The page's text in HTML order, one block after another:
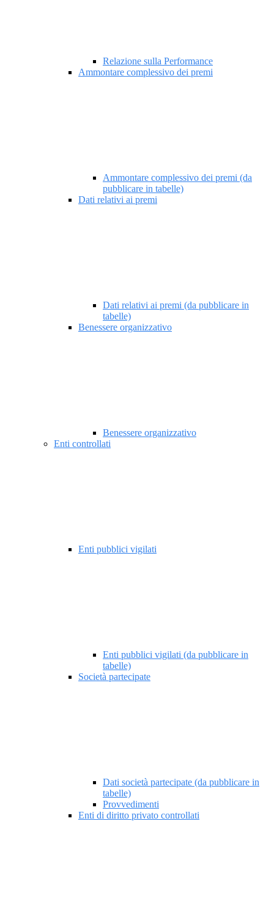
Relazione sulla Performance
Ammontare complessivo dei premi
Ammontare complessivo dei premi (da
pubblicare in tabelle)
Dati relativi ai premi
Dati relativi ai premi (da pubblicare in
tabelle)
Benessere organizzativo
Benessere organizzativo
Enti controllati
Enti pubblici vigilati
Enti pubblici vigilati (da pubblicare in
tabelle)
Società partecipate
Dati società partecipate (da pubblicare in
tabelle)
Provvedimenti
Enti di diritto privato controllati